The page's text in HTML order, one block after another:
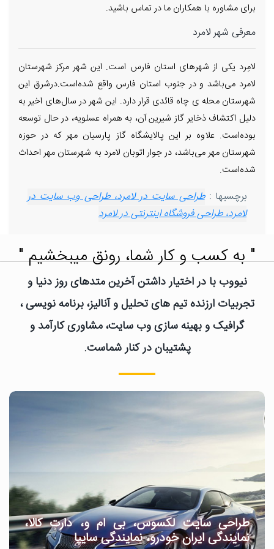
برای مشاوره با همکاران ما در تماس باشید.
معرفی شهر لامرد
لامِرد یکی از شهرهای استان فارس است. این شهر مرکز شهرستان
لامرد می‌باشد و در جنوب استان فارس واقع شده‌است.درشرق این
شهرستان محله ی چاه قائدی قرار دارد. این شهر در سال‌های اخیر به
دلیل اکتشاف ذخایر گاز شیرین آن، به همراه عسلویه، در حال توسعه
بوده‌است. علاوه بر این پالایشگاه گاز پارسیان مهر که در حوزه
شهرستان مهر می‌باشد، در جوار اتوبان لامرد به شهرستان مهر احداث
شده‌است.
برچسبها :طراحی سایت در لامرد، طراحی وب سایت در
لامرد، طراحی فروشگاه اینترنتی در لامرد
" به کسب و کار شما، رونق میبخشیم "
نیووب با در اختیار داشتن آخرین متدهای روز دنیا و
تجربیات ارزنده تیم های تحلیل و آنالیز، برنامه نویسی ،
گرافیک و بهینه سازی وب سایت، مشاوری کارآمد و
پشتیبان در کنار شماست.
طراحی سایت لکسوس، بی ام و، دارت کالا،
نمایندگی ایران خودرو، نمایندگی سایپا